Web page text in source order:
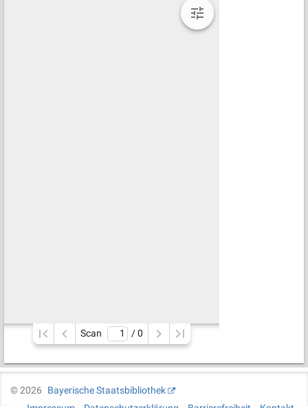
Scan / 0
©2026
Bayerische Staatsbibliothek